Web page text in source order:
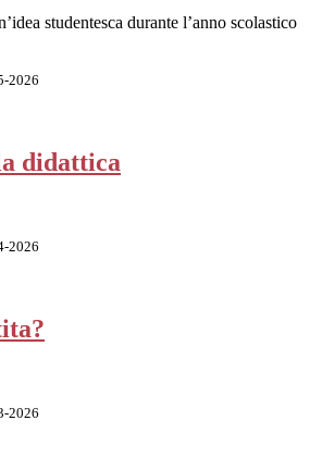
studentesca durante l’anno scolastico
2026
didattica
2026
2026